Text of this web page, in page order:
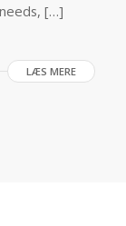
[…]
LÆS MERE